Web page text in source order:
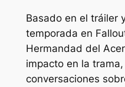
Basado en el tráiler
temporada en
Hermandad del
impacto en la
conversaciones